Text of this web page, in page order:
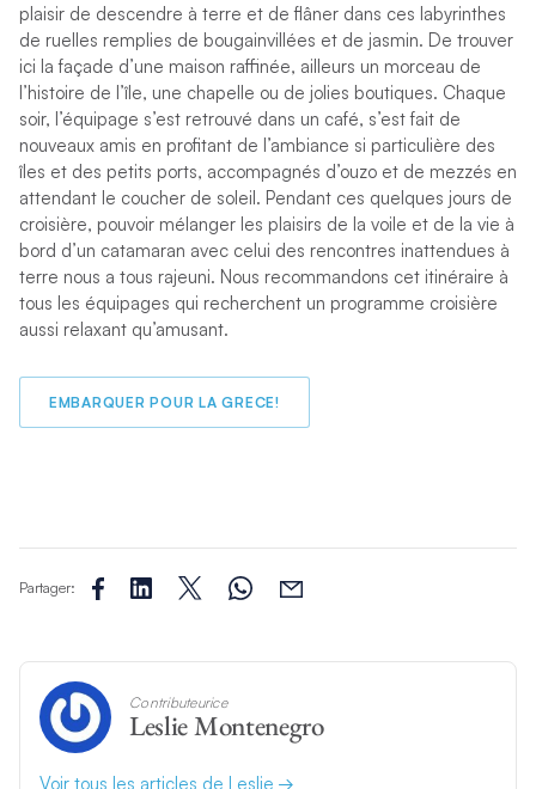
plaisir de descendre à terre et de flâner dans ces labyrinthes
de ruelles remplies de bougainvillées et de jasmin. De trouver
ici la façade d’une maison raffinée, ailleurs un morceau de
l’histoire de l’île, une chapelle ou de jolies boutiques. Chaque
soir, l’équipage s’est retrouvé dans un café, s’est fait de
nouveaux amis en profitant de l’ambiance si particulière des
îles et des petits ports, accompagnés d’ouzo et de mezzés en
attendant le coucher de soleil. Pendant ces quelques jours de
croisière, pouvoir mélanger les plaisirs de la voile et de la vie à
bord d’un catamaran avec celui des rencontres inattendues à
terre nous a tous rajeuni. Nous recommandons cet itinéraire à
tous les équipages qui recherchent un programme croisière
aussi relaxant qu’amusant.
EMBARQUER POUR LA GRECE!
Partager:
Contributeurice
Leslie Montenegro
Voir tous les articles de Leslie